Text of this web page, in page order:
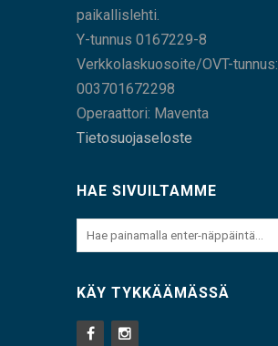
paikallislehti.
Y-tunnus 0167229-8
Verkkolaskuosoite/OVT-tunnus:
003701672298
Operaattori: Maventa
Tietosuojaseloste
HAE SIVUILTAMME
KÄY TYKKÄÄMÄSSÄ